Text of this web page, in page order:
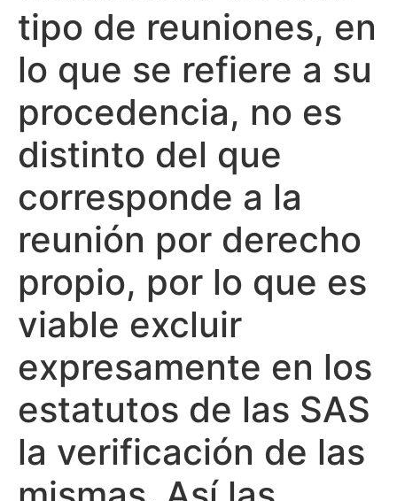
tipo de reuniones, en
lo que se refiere a su
procedencia, no es
distinto del que
corresponde a la
reunión por derecho
propio, por lo que es
viable excluir
expresamente en los
estatutos de las SAS
la verificación de las